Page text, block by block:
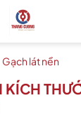
Gạch lát nền
KÍCH